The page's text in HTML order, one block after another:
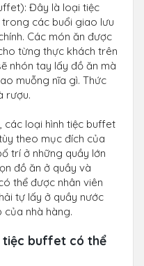
Đây là loại tiệc
các buổi giao lưu
Các món ăn được
từng thực khách trên
nhón tay lấy đồ ăn mà
muỗng nĩa gì. Thức
rượu.
các loại hình tiệc buffet
theo mục đích của
trí ở những quầy lớn
đồ ăn ở quầy và
thể được nhân viên
tự lấy ở quầy nước
nhà hàng.
tiệc buffet có thể